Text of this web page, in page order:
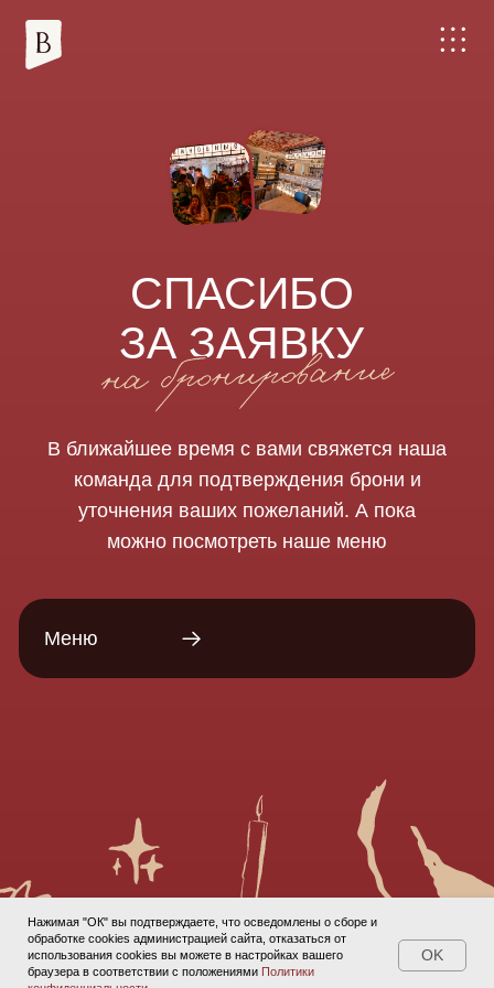
Нажимая "ОК" вы подтверждаете, что осведомлены о сборе и
обработке cookies администрацией сайта, отказаться от
использования cookies вы можете в настройках вашего
браузера в соответствии с положениями Политики
OK
ЗА ЗАЯВКУ
В ближайшее время с вами свяжется наша
команда для подтверждения брони и
уточнения ваших пожеланий. А пока
можно посмотреть наше меню